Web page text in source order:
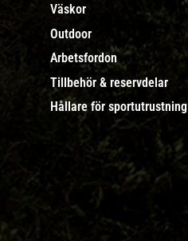
Väskor
Outdoor
Arbetsfordon
Tillbehör & reservdelar
Hållare för sportutrustning